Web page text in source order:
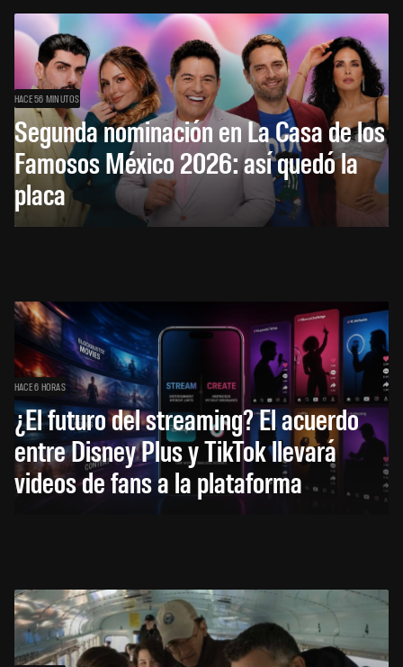
HACE 56 MINUTOS
Segunda nominación en La Casa de los
Famosos México 2026: así quedó la
placa
HACE 6 HORAS
¿El futuro del streaming? El acuerdo
entre Disney Plus y TikTok llevará
videos de fans a la plataforma